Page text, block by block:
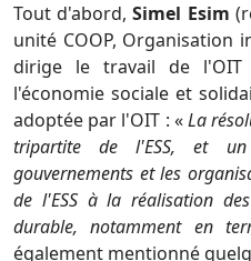
Tout d'abord,Simel Esim
unité COOP, Organisation
dirige le travail de l'OIT
l'économie sociale et
adoptée par l'OIT : «La
tripartite de l'ESS, et
gouvernements et les
de l'ESS à la réalisation
durable, notamment en
également mentionné